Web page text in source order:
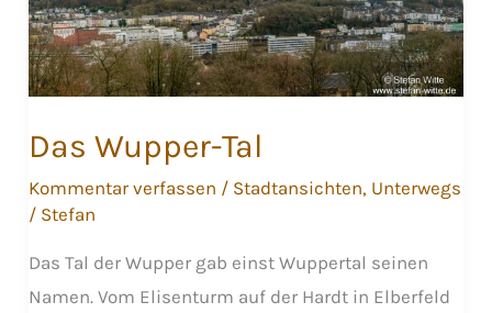
Das Wupper-Tal
Kommentar verfassen / Stadtansichten, Unterwegs
/ Stefan
Das Tal der Wupper gab einst Wuppertal seinen
Namen. Vom Elisenturm auf der Hardt in Elberfeld